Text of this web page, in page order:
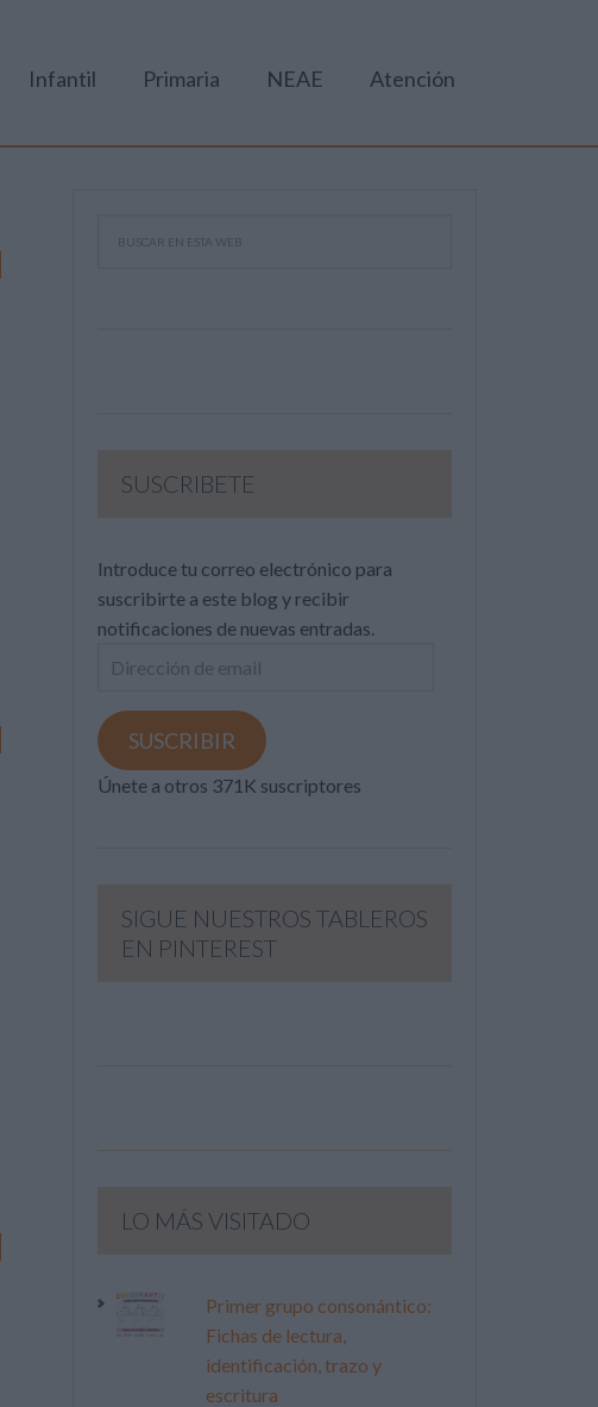
Infantil Primaria NEAE Atención
SUSCRIBETE
Introduce tu correo electrónico para
suscribirte a este blog y recibir
notificaciones de nuevas entradas.
Dirección
email
SUSCRIBIR
Únete a otros 371K suscriptores
SIGUE NUESTROS TABLEROS
EN PINTEREST
LO MÁS VISITADO
Primer grupo consonántico:
Fichas de lectura,
identificación, trazo y
escritura